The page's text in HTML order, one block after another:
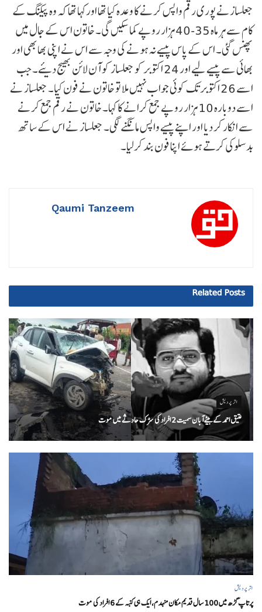
جعلسازنے پوری رقم واپس کرنے کا وعدہ کیا تھا اورکہا تھا کہ وہ پیکنگ کے
کام سے ہر ماہ 35-40 ہزار روپے کما سکیں گی۔ خاتون اس کے جال میں
پھنس گئی۔ اس کے پاس پیسے نہ ہونے کی وجہ سے اس نے اپنی بھابھی اور
بھائی سے پیسے لیے اور 24 اکتوبر کو جعلساز کو آن لائن بھیج دیئے۔ جب
اسے 26 اکتوبر تک کوئی جواب نہیں ملا تو خاتون نے فون کیا۔ جعلساز نے
اسے دوبارہ 10 ہزار روپے جمع کرانے کا کہا۔ خاتون نے رقم جمع کرنے
سے انکار کر دیا اور اپنے پیسے واپس مانگنے لگی۔ جعلساز نے اس کے ساتھ
بدسلوکی کرتے ہوئے اپنا فون بند کرلیا۔
Qaumi Tanzeem
Related Posts
اتر پردیش
عتیق احمد کے بیٹے آبان سمیت 2 افراد کی سڑک حادثے میں موت
اتر پردیش
پرتاپ گڑھ میں 100 سال قدیم مکان منہدم، ایک ہی کنبہ کے 6 افراد کی موت